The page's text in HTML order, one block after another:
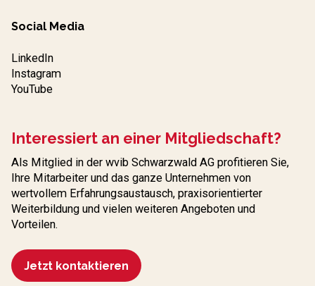
Social Media
LinkedIn
Instagram
YouTube
Interessiert an einer Mitgliedschaft?
Als Mitglied in der wvib Schwarzwald AG profitieren Sie,
Ihre Mitarbeiter und das ganze Unternehmen von
wertvollem Erfahrungs­austausch, praxisorientierter
Weiterbildung und vielen weiteren Angeboten und
Vorteilen.
Jetzt kontaktieren